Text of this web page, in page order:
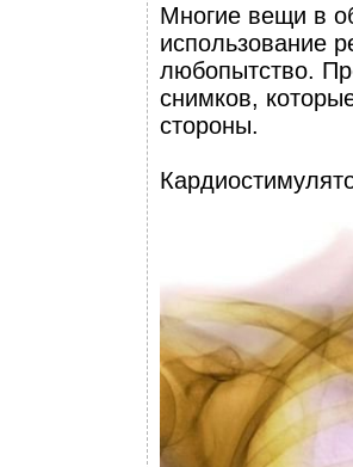
Многие вещи в
использование
любопытство.
снимков,
стороны.